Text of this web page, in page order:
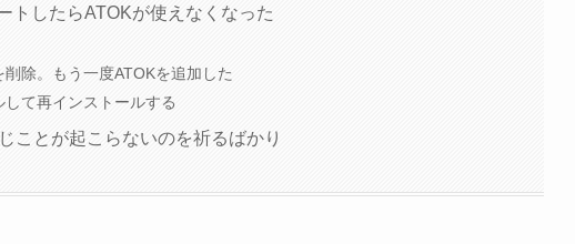
トしたらATOKが使えなくなった
除。もう一度ATOKを追加した
て再インストールする
ことが起こらないのを祈るばかり